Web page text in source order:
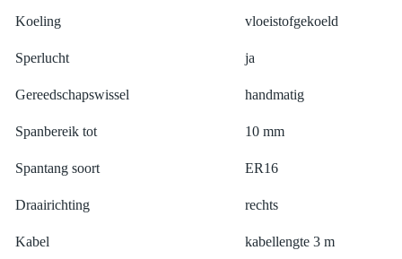
Koeling vloeistofgekoeld
Sperlucht ja
Gereedschapswissel handmatig
Spanbereik tot 10 mm
Spantang soort ER16
Draairichting rechts
Kabel kabellengte 3 m